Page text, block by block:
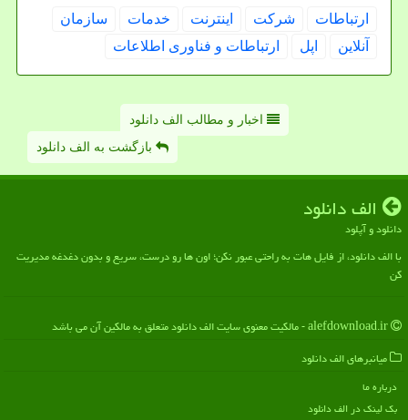
ارتباطات شركت اینترنت خدمات
سازمان
آنلاین
اپل ارتباطات و فناوری اطلاعات
اخبار و مطالب الف دانلود
بازگشت به الف دانلود
الف دانلود
دانلود و آپلود
با الف دانلود، از فایل هات به راحتی عبور نکن؛ اون ها رو درست، سریع و بدون دغدغه مدیریت
کن
میانبرهای الف دانلود
درباره ما
بک لینک در الف دانلود